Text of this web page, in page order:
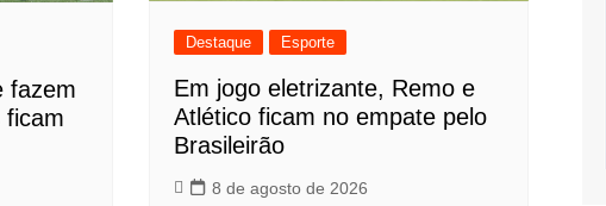
fazem
ficam
Destaque Esporte
Em jogo eletrizante, Remo e
Atlético ficam no empate pelo
Brasileirão
8 de agosto de 2026